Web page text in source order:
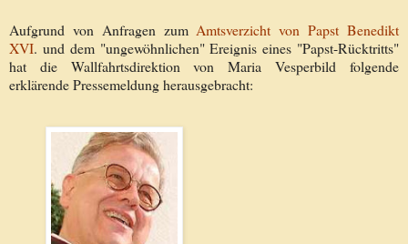
Aufgrund von Anfragen zum Amtsverzicht von Papst Benedikt
XVI. und dem "ungewöhnlichen" Ereignis eines "Papst-Rücktritts"
hat die Wallfahrtsdirektion von Maria Vesperbild folgende
erklärende Pressemeldung herausgebracht: